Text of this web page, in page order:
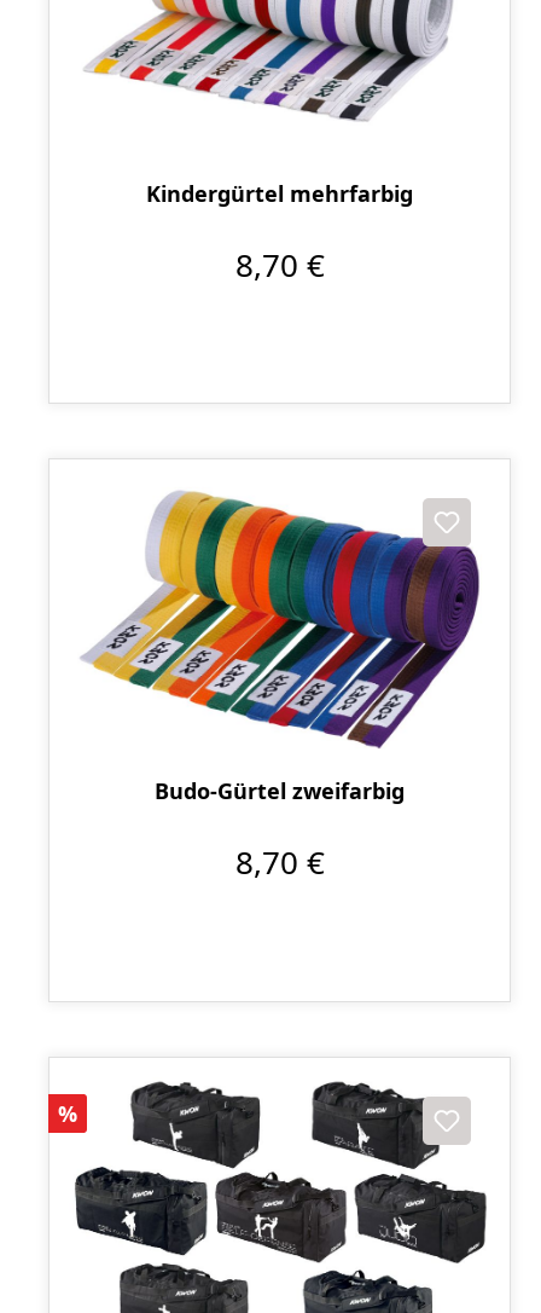
Kindergürtel mehrfarbig
8,70 €
Budo-Gürtel zweifarbig
8,70 €
Rabatt
%